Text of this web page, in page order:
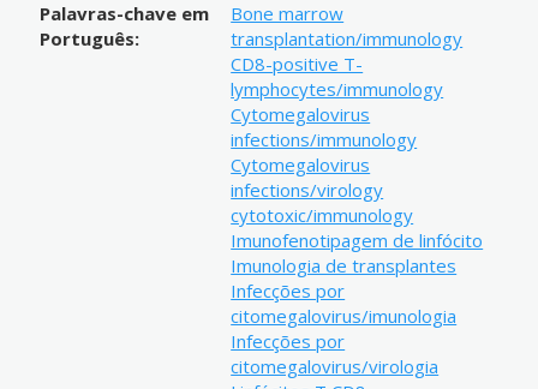
Palavras-chave em
Português:
Bone marrow
transplantation/immunology
CD8-positive T-
lymphocytes/immunology
Cytomegalovirus
infections/immunology
Cytomegalovirus
infections/virology
cytotoxic/immunology
Imunofenotipagem de linfócito
Imunologia de transplantes
Infecções por
citomegalovirus/imunologia
Infecções por
citomegalovirus/virologia